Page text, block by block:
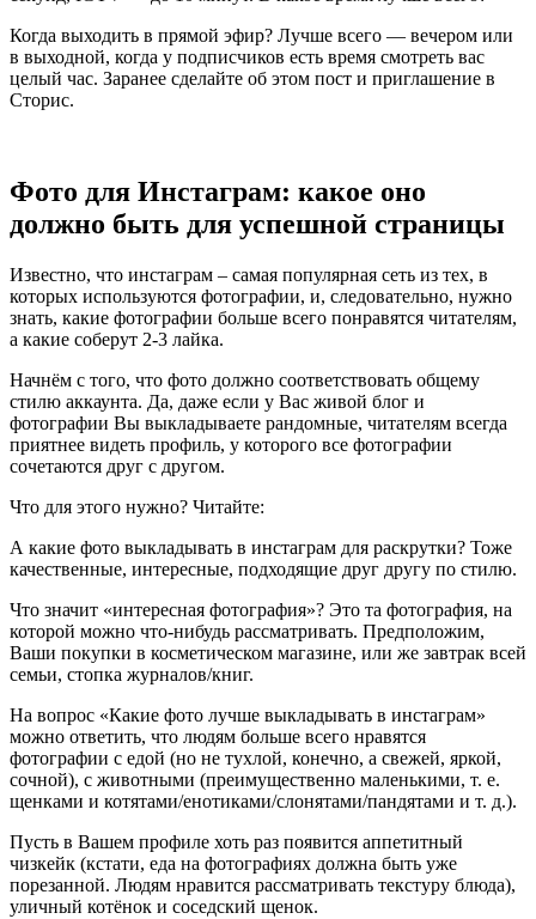
Когда выходить в прямой эфир? Лучше всего — вечером или
в выходной, когда у подписчиков есть время смотреть вас
целый час. Заранее сделайте об этом пост и приглашение в
Сторис.
Фото для Инстаграм: какое оно
должно быть для успешной страницы
Известно, что инстаграм – самая популярная сеть из тех, в
которых используются фотографии, и, следовательно, нужно
знать, какие фотографии больше всего понравятся читателям,
а какие соберут 2-3 лайка.
Начнём с того, что фото должно соответствовать общему
стилю аккаунта. Да, даже если у Вас живой блог и
фотографии Вы выкладываете рандомные, читателям всегда
приятнее видеть профиль, у которого все фотографии
сочетаются друг с другом.
Что для этого нужно? Читайте:
А какие фото выкладывать в инстаграм для раскрутки? Тоже
качественные, интересные, подходящие друг другу по стилю.
Что значит «интересная фотография»? Это та фотография, на
которой можно что-нибудь рассматривать. Предположим,
Ваши покупки в косметическом магазине, или же завтрак всей
семьи, стопка журналов/книг.
На вопрос «Какие фото лучше выкладывать в инстаграм»
можно ответить, что людям больше всего нравятся
фотографии с едой (но не тухлой, конечно, а свежей, яркой,
сочной), с животными (преимущественно маленькими, т. е.
щенками и котятами/енотиками/слонятами/пандятами и т. д.).
Пусть в Вашем профиле хоть раз появится аппетитный
чизкейк (кстати, еда на фотографиях должна быть уже
порезанной. Людям нравится рассматривать текстуру блюда),
уличный котёнок и соседский щенок.